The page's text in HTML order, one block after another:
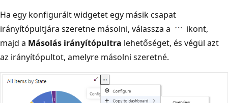
Ha egy konfigurált widgetet egy másik csapat
irányítópultjára szeretne másolni, válassza a
ikont,
majd a Másolás irányítópultra lehetőséget, és végül azt
az irányítópultot, amelyre másolni szeretné.